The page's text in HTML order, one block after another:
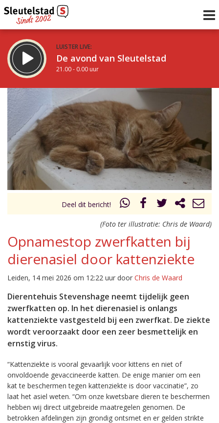
LUISTER LIVE:
De avond van Sleutelstad
21.00 - 0.00 uur
STRAKS:
De nacht van Sleutelstad
0.00 - 6.00 uur
Vorig uur
uur 1 van 0 Volgend uur
Inklappen
Deel dit bericht!
(Foto ter illustratie: Chris de Waard)
Opnamestop zwerfkatten bij
dierenasiel door kattenziekte
Leiden, 14 mei 2026 om 12:22 uur door Chris de Waard
Dierentehuis Stevenshage neemt tijdelijk geen
zwerfkatten op. In het dierenasiel is onlangs
kattenziekte vastgesteld bij een zwerfkat. De ziekte
wordt veroorzaakt door een zeer besmettelijk en
ernstig virus.
“Kattenziekte is vooral gevaarlijk voor kittens en niet of
onvoldoende gevaccineerde katten. De enige manier om een
kat te beschermen tegen kattenziekte is door vaccinatie”, zo
laat het asiel weten. “Om onze kwetsbare dieren te beschermen
hebben wij direct uitgebreide maatregelen genomen. De
betrokken afdelingen zijn grondig ontsmet en er gelden strikte